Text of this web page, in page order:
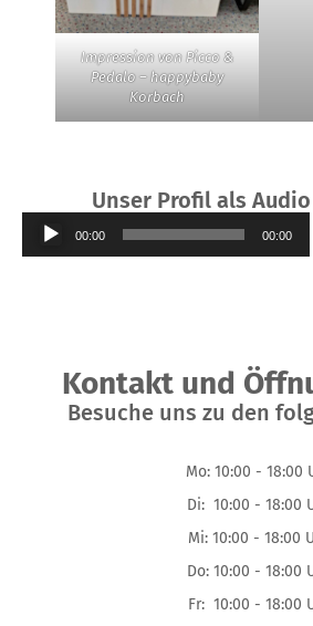
Impression von Picco &
Pedalo – happybaby
Korbach
Unser Profil als
Audio-
Player
00:00 00:00
Kontakt und
Besuche uns zu den
Mo: 10:00 - 18:00
Di: 10:00 - 18:00
Mi: 10:00 - 18:00
Do: 10:00 - 18:00
Fr: 10:00 - 18:00